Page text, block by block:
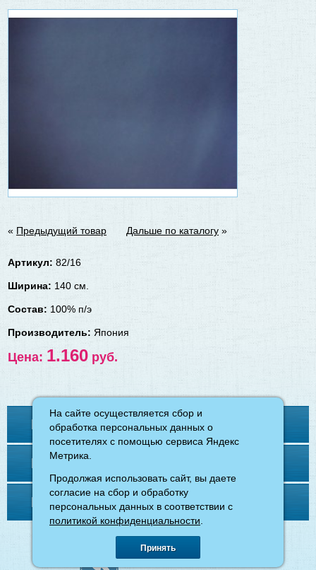
« Предыдущий товар Дальше по каталогу »
Артикул: 82/16
Ширина: 140 см.
Состав: 100% п/э
Производитель: Япония
Цена: 1.160 руб.
Контакты
Меню
Напишите нам
магазин «Ткани для вас»
На сайте осуществляется сбор и
обработка персональных данных о
посетителях с помощью сервиса Яндекс
Метрика.
Продолжая использовать сайт, вы даете
согласие на сбор и обработку
персональных данных в соответствии с
политикой конфиденциальности
Принять
На сайте осуществляется сбор и
обработка персональных данных о
посетителях с помощью сервиса Яндекс
Метрика.
Продолжая использовать сайт, вы даете
согласие на сбор и обработку
персональных данных в соответствии с
политикой конфиденциальности
Принять